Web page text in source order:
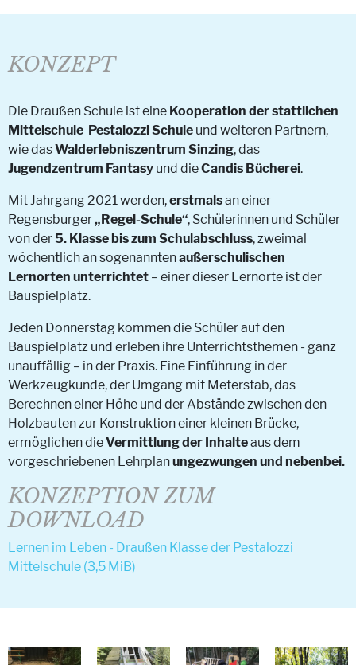
KONZEPT
Die Draußen Schule ist eine Kooperation der stattlichen
Mittelschule Pestalozzi Schule und weiteren Partnern,
wie dasWalderlebniszentrum Sinzing, das
Jugendzentrum Fantasy und dieCandis Bücherei.
Mit Jahrgang 2021 werden,erstmalsan einer
Regensburger„Regel-Schule“, Schülerinnen und Schüler
von der5. Klasse bis zum Schulabschluss, zweimal
wöchentlich an sogenanntenaußerschulischen
Lernorten unterrichtet – einer dieser Lernorte ist der
Bauspielplatz.
Jeden Donnerstag kommen die Schüler auf den
Bauspielplatz und erleben ihre Unterrichtsthemen - ganz
unauffällig – in der Praxis. Eine Einführung in der
Werkzeugkunde, der Umgang mit Meterstab, das
Berechnen einer Höhe und der Abstände zwischen den
Holzbauten zur Konstruktion einer kleinen Brücke,
ermöglichen dieVermittlung der Inhalteaus dem
vorgeschriebenen Lehrplanungezwungen und nebenbei.
KONZEPTION ZUM
DOWNLOAD
Lernen im Leben - Draußen Klasse der Pestalozzi
Mittelschule (3,5 MiB)